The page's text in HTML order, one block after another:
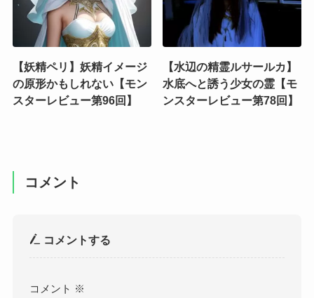
【妖精ペリ】妖精イメージ
の原形かもしれない【モン
スターレビュー第96回】
【水辺の精霊ルサールカ】
水底へと誘う少女の霊【モ
ンスターレビュー第78回】
コメント
コメントする
コメント ※